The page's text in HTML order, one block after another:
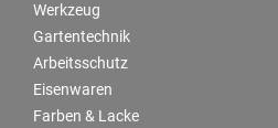
Werkzeug
Gartentechnik
Arbeitsschutz
Eisenwaren
Farben & Lacke